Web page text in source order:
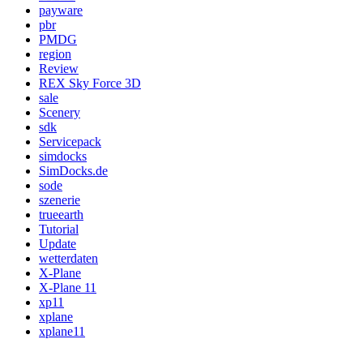
payware
pbr
PMDG
region
Review
REX Sky Force 3D
sale
Scenery
sdk
Servicepack
simdocks
SimDocks.de
sode
szenerie
trueearth
Tutorial
Update
wetterdaten
X-Plane
X-Plane 11
xp11
xplane
xplane11